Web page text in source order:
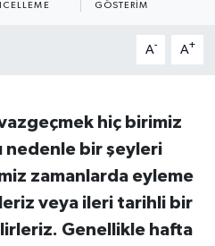
GÖSTERIM
A- A+
vazgeçmek hiç birimiz
nedenle bir şeyleri
zamanlarda eyleme
veya ileri tarihli bir
Genellikle hafta